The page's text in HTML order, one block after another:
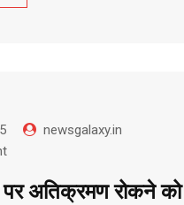
newsgalaxy.in
पर अतिक्रमण रोकने